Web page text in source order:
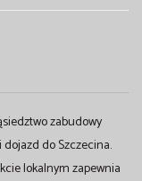
zabudowy
do Szczecina.
lokalnym zapewnia